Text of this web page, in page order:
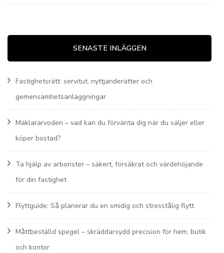
SENASTE INLÄGGEN
Fastighetsrätt: servitut, nyttjanderätter och
gemensamhetsanläggningar
Mäklararvoden – vad kan du förvänta dig när du säljer eller
köper bostad?
Ta hjälp av arborister – säkert, försäkrat och värdehöjande
för din fastighet
Flyttguide: Så planerar du en smidig och stresstålig flytt
Måttbeställd spegel – skräddarsydd precision för hem, butik
och kontor